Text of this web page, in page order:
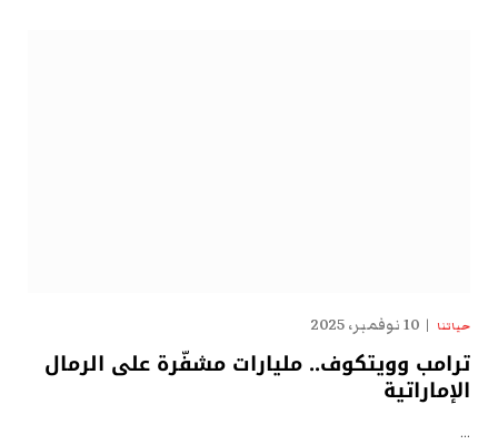
حياتنا 10 نوفمبر، 2025
ترامب وويتكوف.. مليارات مشفّرة على الرمال
الإماراتية
…